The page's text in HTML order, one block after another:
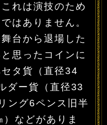
れは演技のため
はありません。
台から退場した
思ったコインに
タ貨（直径34
ダー貨（直径33
ング6ペンス旧半
などがありま